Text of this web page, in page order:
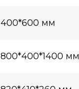
400*600 мм
800*400*1400 мм